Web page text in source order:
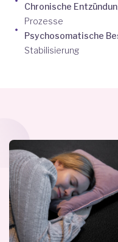
Chronische
Prozesse
Psychosomatische
Stabilisierung